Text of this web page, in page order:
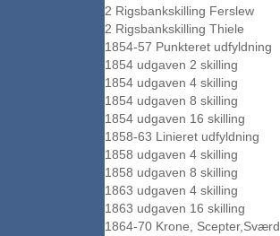
2 Rigsbankskilling Ferslew
2 Rigsbankskilling Thiele
1854-57 Punkteret udfyldning
1854 udgaven 2 skilling
1854 udgaven 4 skilling
1854 udgaven 8 skilling
1854 udgaven 16 skilling
1858-63 Linieret udfyldning
1858 udgaven 4 skilling
1858 udgaven 8 skilling
1863 udgaven 4 skilling
1863 udgaven 16 skilling
1864-70 Krone, Scepter,Sværd